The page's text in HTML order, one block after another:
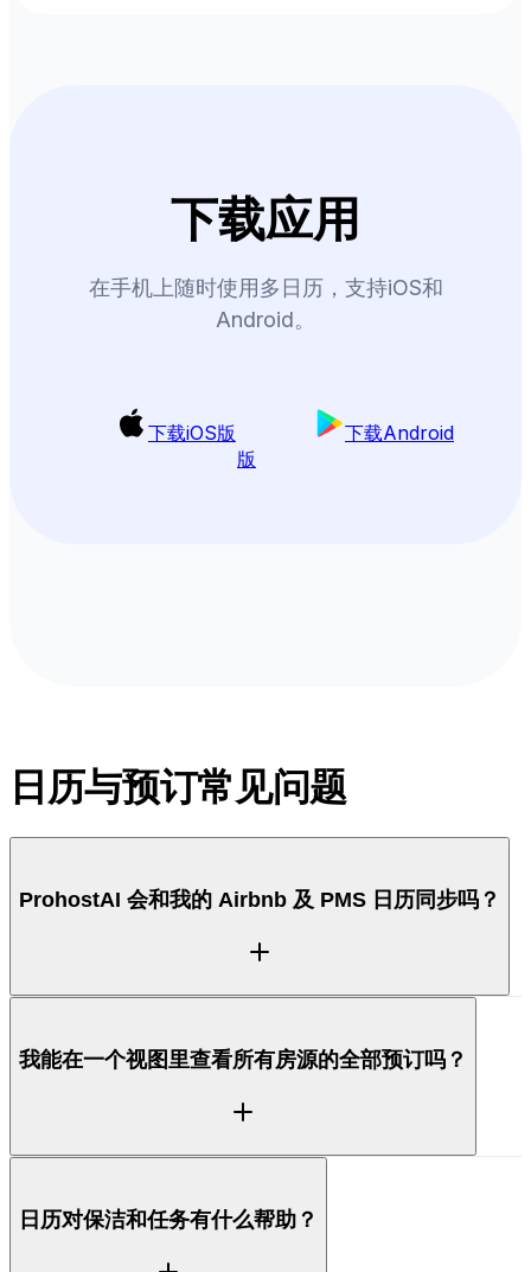
下载应用
在手机上随时使用多日历，支持iOS和
Android。
下载iOS版
下载Android
版
日历与预订常见问题
ProhostAI 会和我的 Airbnb 及 PMS 日历同步吗？
Hospitable、Guesty 和 OwnerRez 同步的统一日历，
让每一笔预订、封锁和变更都集中显示在一处，覆盖你
我能在一个视图里查看所有房源的全部预订吗？
和当日换客情况，让你一眼就能发现空档和繁忙的日
子，无需逐个房源查看。
日历对保洁和任务有什么帮助？